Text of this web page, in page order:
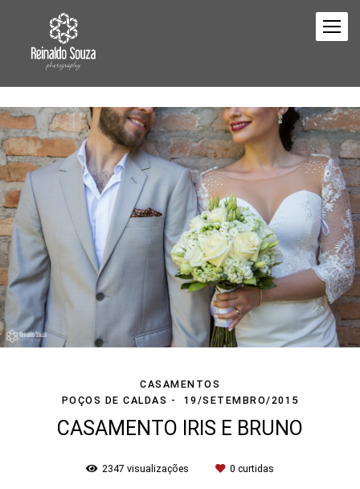
CASAMENTOS
POÇOS DE CALDAS
19/SETEMBRO/2015
CASAMENTO IRIS E BRUNO
2347 visualizações 0 curtidas